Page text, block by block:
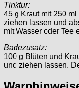
Tinktur:
45 g Kraut mit 250
ziehen lassen und
mit Wasser oder Tee
Badezusatz:
100 g Blüten und
und ziehen lassen.